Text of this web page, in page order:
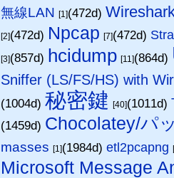
無線LAN [1](472d)
[2](472d) Npcap [7](472d)
[3](857d) hcidump [11](864d)
Sniffer (LS/FS/HS) with
(1004d)秘密鍵 [40](1011d)
(1459d) Chocolatey/パ
masses [1](1984d)etl2pcapng
Microsoft Message